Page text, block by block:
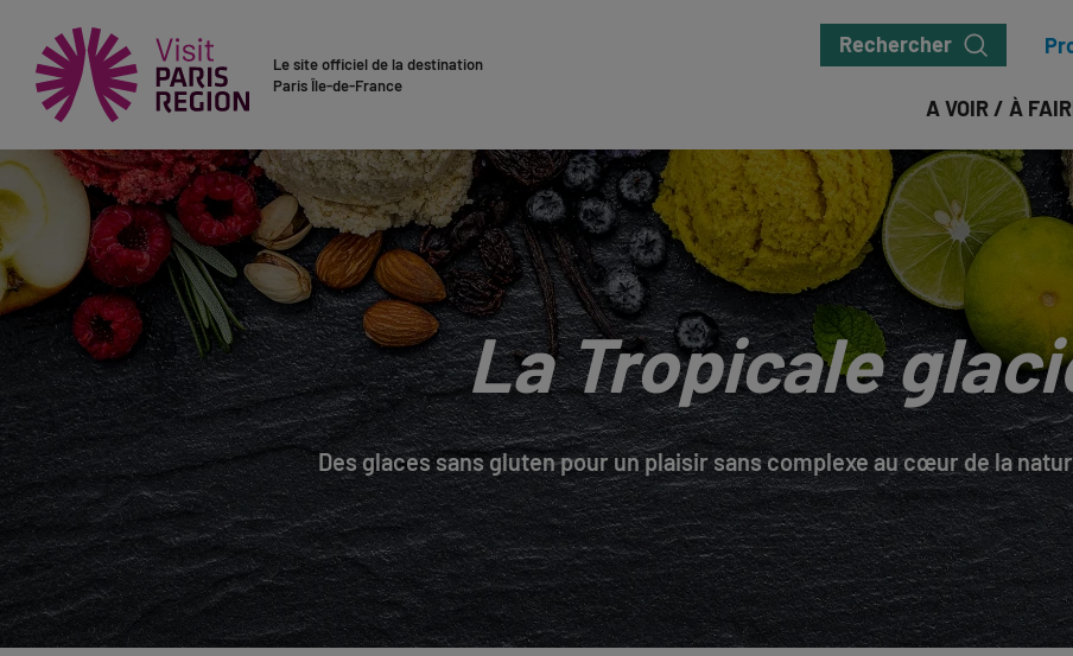
Le site officiel de la destination
Paris Île-de-France
Rechercher
A VOIR / À
La Tropicale
Des glaces sans gluten pour un plaisir sans complexe au cœur de la